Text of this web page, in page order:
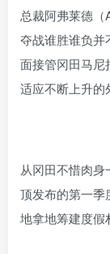
总裁阿弗莱德
夺战谁胜谁负并
面接管冈田马尼
适应不断上升的
从冈田不惜肉
顶发布的第一季
地拿地筹建度假